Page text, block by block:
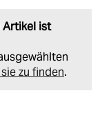
Artikel ist
zu finden.